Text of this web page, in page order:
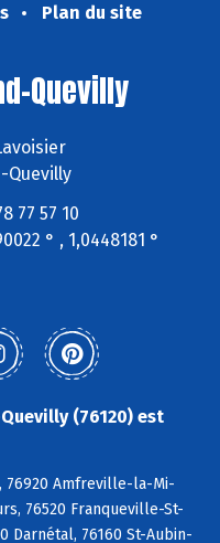
Plan du site
Quevilly
Quevilly
77 57 10
° , 1,0448181 °
(76120) est
76920 Amfreville-la-Mi-
76520 Franqueville-St-
Darnétal, 76160 St-Aubin-